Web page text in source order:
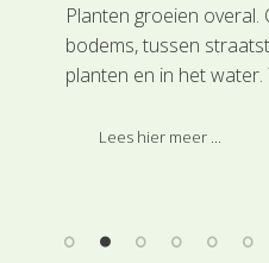
Planten groeien overal.
bodems, tussen
planten en in het
Lees hier meer ...